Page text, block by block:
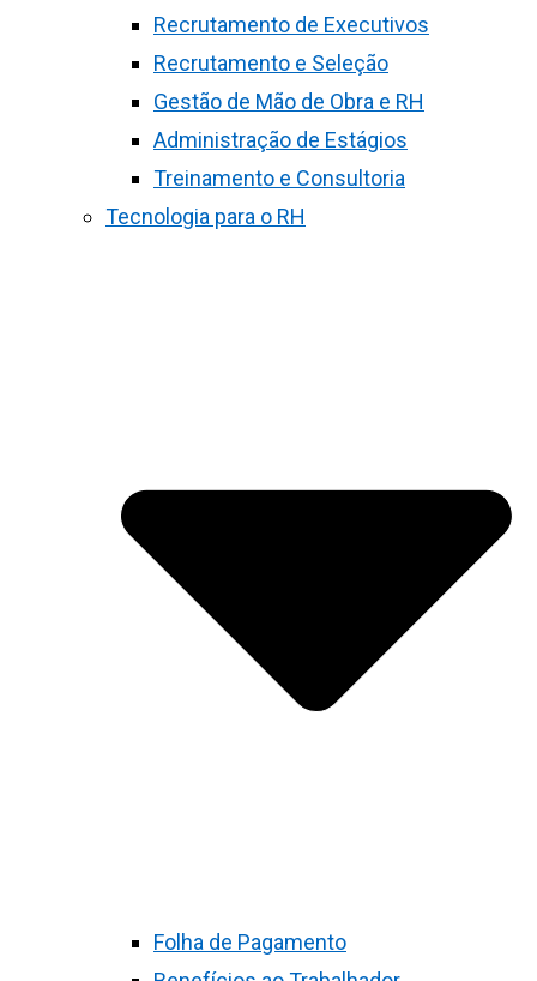
Recrutamento de Executivos
Recrutamento e Seleção
Gestão de Mão de Obra e RH
Administração de Estágios
Treinamento e Consultoria
Tecnologia para o RH
Folha de Pagamento